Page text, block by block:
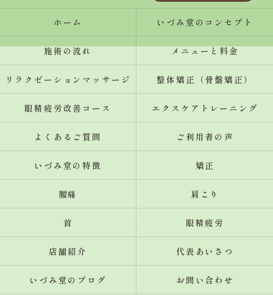
ホーム いづみ堂のコンセプト
施術の流れ メニューと料金
リラクゼーションマッサージ 整体矯正（骨盤矯正）
眼精疲労改善コース エクスケアトレーニング
よくあるご質問 ご利用者の声
いづみ堂の特徴 矯正
腰痛 肩こり
首 眼精疲労
店舗紹介 代表あいさつ
いづみ堂のブログ お問い合わせ